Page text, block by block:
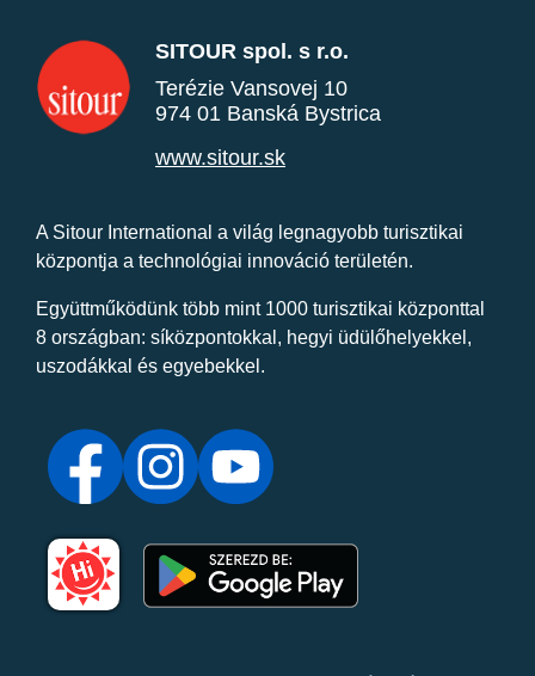
SITOUR spol. s r.o.
Terézie Vansovej 10
974 01 Banská Bystrica
www.sitour.sk
A Sitour International a világ legnagyobb turisztikai
központja a technológiai innováció területén.
Együttműködünk több mint 1000 turisztikai központtal
8 országban: síközpontokkal, hegyi üdülőhelyekkel,
uszodákkal és egyebekkel.